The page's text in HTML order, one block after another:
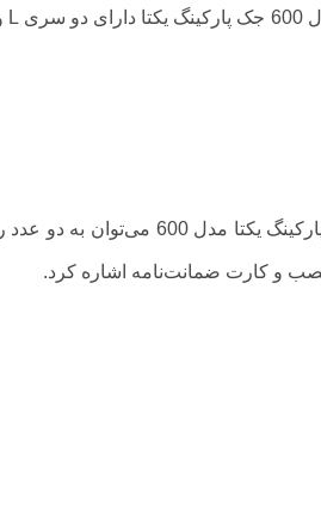
با خرید جک پارکینگ یکتا مدل 600 شما اقلامی را نیز در کنار این محصول خواهید
و کارت ضمانت‌نامه اشاره کرد.